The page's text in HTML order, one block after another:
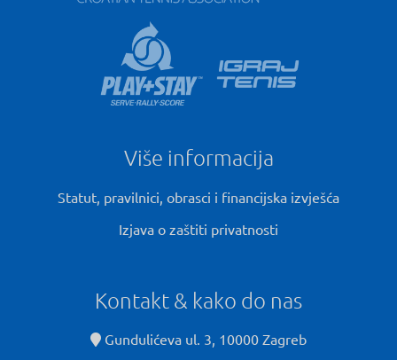
Više informacija
Statut, pravilnici, obrasci i financijska izvješća
Izjava o zaštiti privatnosti
Kontakt & kako do nas
Gundulićeva ul. 3, 10000 Zagreb